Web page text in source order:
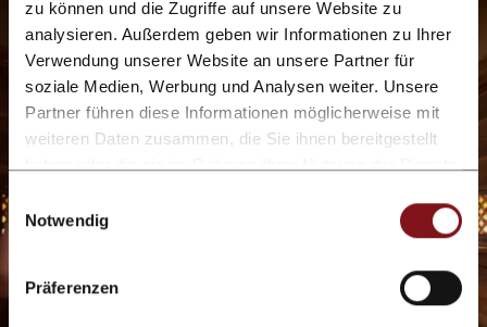
zu können und die Zugriffe auf unsere Website zu
analysieren. Außerdem geben wir Informationen zu Ihrer
Verwendung unserer Website an unsere Partner für
soziale Medien, Werbung und Analysen weiter. Unsere
Partner führen diese Informationen möglicherweise mit
weiteren Daten zusammen, die Sie ihnen bereitgestellt
Einwilligungsauswahl
Notwendig
Präferenzen